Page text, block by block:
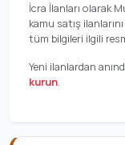
İcra İlanları olarak
kamu satış
tüm bilgileri ilgili
Yeni ilanlardan
kurun.